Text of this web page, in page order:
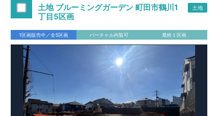
■長期優良住宅もっと詳しく
「いい家を作って、きちんと手
7つの厳しい技術基準をクリアした物件だけが認定を受けられる
長期優良住宅。
長期優良住宅として認定を受けるためには、国が定めた下記7つ
の技術基準をクリアする必要があります。東栄住宅は全棟でク
リア！①耐震性②劣化対策③維持管理性④住戸面積⑤省エネル
ギー性⑥居住環境⑦維持保全管理
そのほかの魅力として、住宅ローン金利優遇、固定資産税の減
税、中古市場での売却時にも有利です。
住宅性能評価ダブル
取得
「設計」と「建設」のダブルで性
能を評価されています！図面を第三者機関へ提出します。外部
評価委員が建設中に3回、竣工時に1回の現場検査が行われま
当社こだわりの空間アイディアをショート動画で
ご紹介しています。ここをクリック
土地 ブルーミングガーデン 町田市鶴川1
丁目5区画
土地
1区画販売中／全5区画 バーチャル内覧可 最終１区画